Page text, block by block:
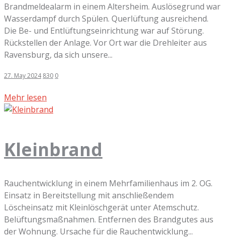
Brandmeldealarm in einem Altersheim. Auslösegrund war
Wasserdampf durch Spülen. Querlüftung ausreichend.
Die Be- und Entlüftungseinrichtung war auf Störung.
Rückstellen der Anlage. Vor Ort war die Drehleiter aus
Ravensburg, da sich unsere...
27. May 2024 830 0
Mehr lesen
Kleinbrand
Rauchentwicklung in einem Mehrfamilienhaus im 2. OG.
Einsatz in Bereitstellung mit anschließendem
Löscheinsatz mit Kleinlöschgerät unter Atemschutz.
Belüftungsmaßnahmen. Entfernen des Brandgutes aus
der Wohnung. Ursache für die Rauchentwicklung...